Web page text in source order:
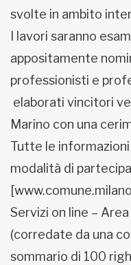
svolte in ambito
I lavori saranno
appositamente
professionisti e
elaborati vincitori
Marino con una
Tutte le
modalità di
Servizi on line –
(corredate da una
sommario di 100